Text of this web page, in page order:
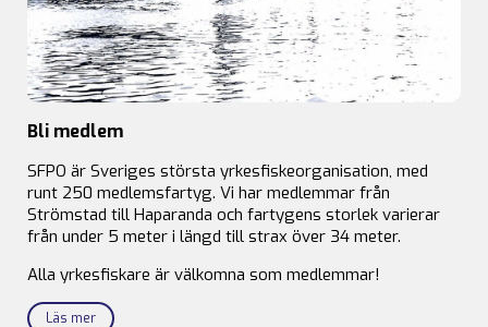
Bli medlem
SFPO är Sveriges största yrkesfiskeorganisation, med
runt 250 medlemsfartyg. Vi har medlemmar från
Strömstad till Haparanda och fartygens storlek varierar
från under 5 meter i längd till strax över 34 meter.
Alla yrkesfiskare är välkomna som medlemmar!
Läs mer